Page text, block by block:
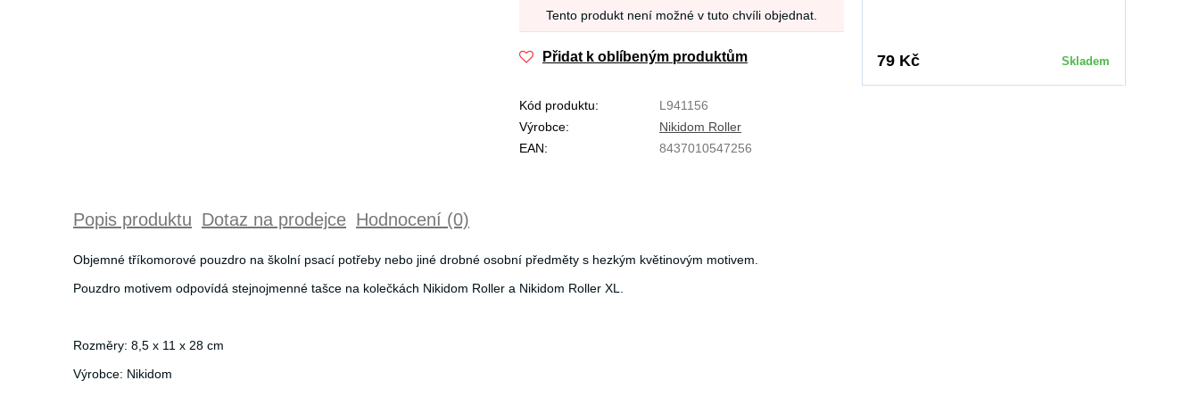
Tento produkt není možné v tuto chvíli objednat.
Přidat k oblíbeným produktům
Kód produktu:
L941156
Výrobce:
Nikidom Roller
EAN:
8437010547256
79 Kč Skladem
Popis produktu Dotaz na prodejce Hodnocení (0)
Objemné tříkomorové pouzdro na školní psací potřeby nebo jiné drobné osobní předměty s hezkým květinovým motivem.
Pouzdro motivem odpovídá stejnojmenné tašce na kolečkách Nikidom Roller a Nikidom Roller XL.
Rozměry: 8,5 x 11 x 28 cm
Výrobce: Nikidom